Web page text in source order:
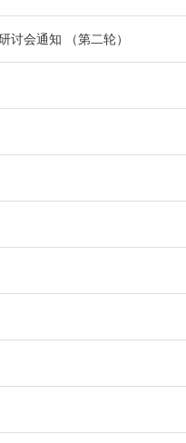
讨会通知 （第二轮）